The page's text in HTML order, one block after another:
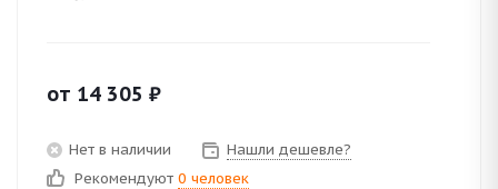
от 14 305 ₽
Нет в наличии
Нашли дешевле?
Рекомендуют 0 человек